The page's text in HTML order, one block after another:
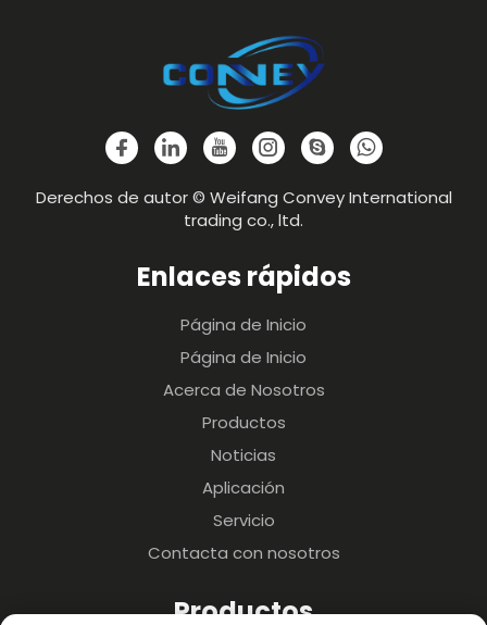
Derechos de autor © Weifang Convey International
trading co., ltd.
Enlaces rápidos
Página de Inicio
Página de Inicio
Acerca de Nosotros
Productos
Noticias
Aplicación
Servicio
Contacta con nosotros
Productos